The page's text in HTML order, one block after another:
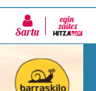
Sartu